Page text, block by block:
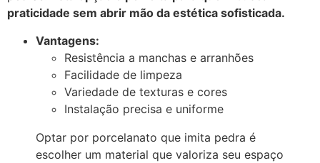
praticidade sem abrir mão da estética sofisticada.
Vantagens:
Resistência a manchas e arranhões
Facilidade de limpeza
Variedade de texturas e cores
Instalação precisa e uniforme
Optar por porcelanato que imita pedra é
escolher um material que valoriza seu espaço